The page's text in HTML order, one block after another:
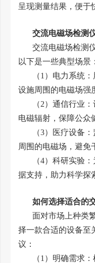
呈现测量结果，便于
交流电磁场检测
交流电磁场检测
以下是一些典型场景：
（1）电力系统
设施周围的电磁场强
（2）通信行业
电磁辐射，保障公众
（3）医疗设备
周围的电磁场，避免
（4）科研实验
据支持，助力科学探
如何选择适合的
面对市场上种类
择一款合适的设备至
议：
（1）明确需求